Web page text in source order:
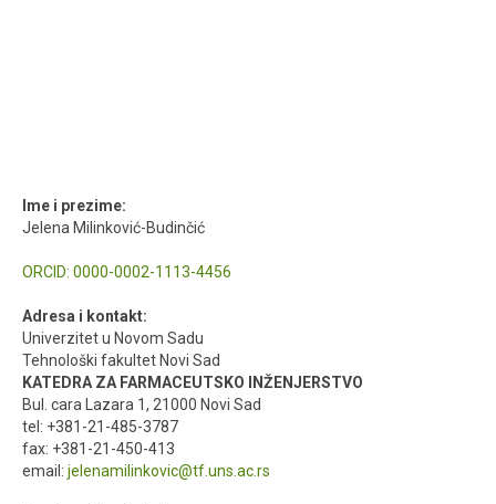
Ime i prezime:
Jelena Milinković-Budinčić
ORCID: 0000-0002-1113-4456
Adresa i kontakt:
Univerzitet u Novom Sadu
Tehnološki fakultet Novi Sad
KATEDRA ZA FARMACEUTSKO INŽENJERSTVO
Bul. cara Lazara 1, 21000 Novi Sad
tel: +381-21-485-3787
fax: +381-21-450-413
email: jelenamilinkovic@tf.uns.ac.rs